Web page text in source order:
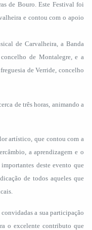
de Bouro. Este Festival foi
e contou com o apoio
de Carvalheira, a Banda
de Montalegre, e a
de Verride, concelho
de três horas, animando a
artístico, que contou com a
a aprendizagem e o
deste evento que
de todos aqueles que
a sua participação
o excelente contributo que